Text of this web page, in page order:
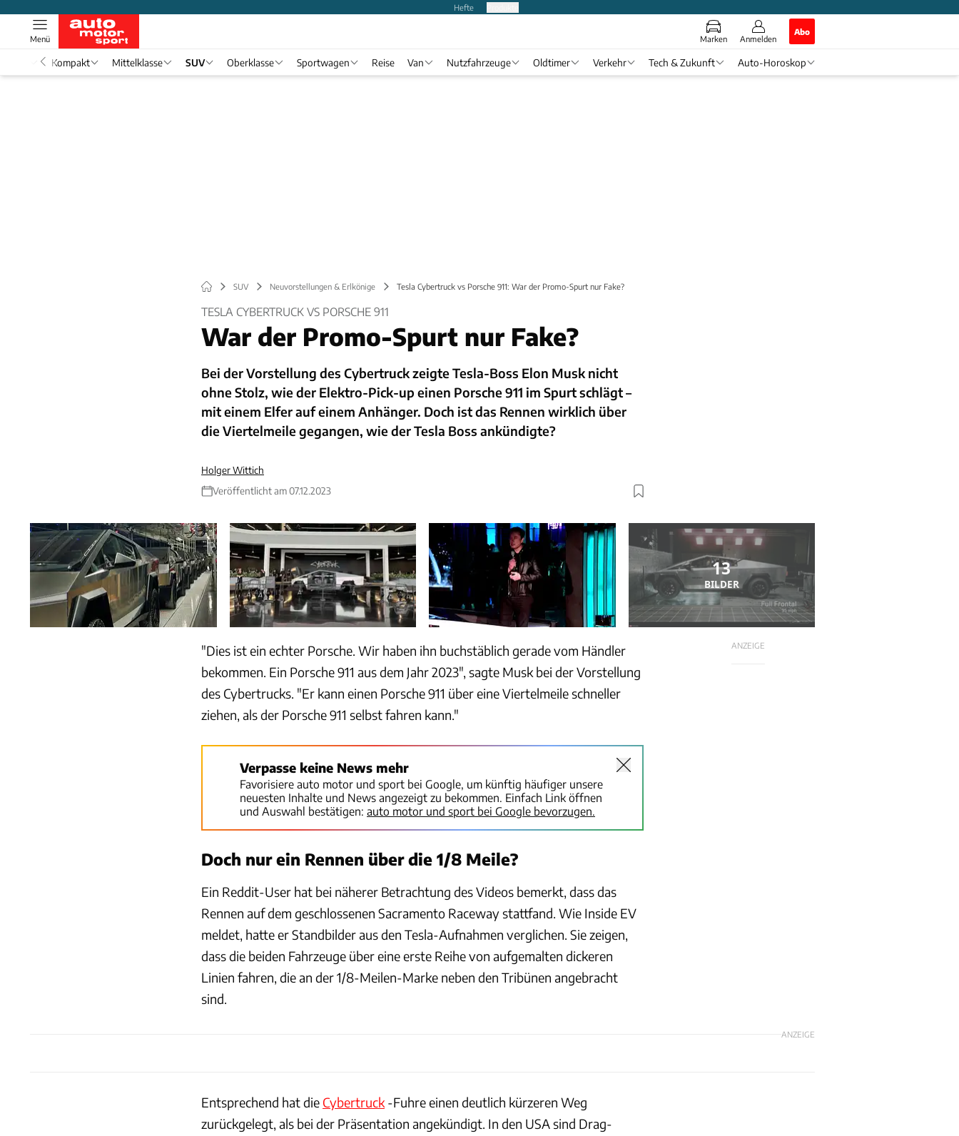
Hefte
Marken Anmelden
Abo
Menü
Kompakt Mittelklasse SUV Oberklasse Sportwagen Reise Van Nutzfahrzeuge Oldtimer Verkehr Tech & Zukunft Auto-Horoskop
SUV Neuvorstellungen & Erlkönige Tesla Cybertruck vs Porsche 911: War der Promo-Spurt nur Fake?
TESLA CYBERTRUCK VS PORSCHE 911
War der Promo-Spurt nur Fake?
Bei der Vorstellung des Cybertruck zeigte Tesla-Boss Elon Musk nicht
ohne Stolz, wie der Elektro-Pick-up einen Porsche 911 im Spurt schlägt –
mit einem Elfer auf einem Anhänger. Doch ist das Rennen wirklich über
die Viertelmeile gegangen, wie der Tesla Boss ankündigte?
Holger Wittich
Veröffentlicht am 07.12.2023
13
BILDER
ANZEIGE
"Dies ist ein echter Porsche. Wir haben ihn buchstäblich gerade vom Händler
bekommen. Ein Porsche 911 aus dem Jahr 2023", sagte Musk bei der Vorstellung
des Cybertrucks. "Er kann einen Porsche 911 über eine Viertelmeile schneller
ziehen, als der Porsche 911 selbst fahren kann."
Verpasse keine News mehr
Favorisiere auto motor und sport bei Google, um künftig häufiger unsere
neuesten Inhalte und News angezeigt zu bekommen. Einfach Link öffnen
und Auswahl bestätigen: auto motor und sport bei Google bevorzugen.
Doch nur ein Rennen über die 1/8 Meile?
Ein Reddit-User hat bei näherer Betrachtung des Videos bemerkt, dass das
Rennen auf dem geschlossenen Sacramento Raceway stattfand. Wie Inside EV
meldet, hatte er Standbilder aus den Tesla-Aufnahmen verglichen. Sie zeigen,
dass die beiden Fahrzeuge über eine erste Reihe von aufgemalten dickeren
Linien fahren, die an der 1/8-Meilen-Marke neben den Tribünen angebracht
sind.
ANZEIGE
Entsprechend hat die Cybertruck -Fuhre einen deutlich kürzeren Weg
zurückgelegt, als bei der Präsentation angekündigt. In den USA sind Drag-